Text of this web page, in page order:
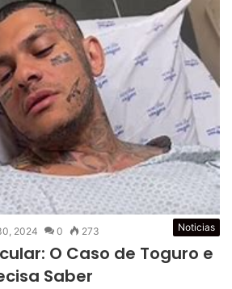
Noticias
2024 0 273
O Caso de Toguro e
Saber